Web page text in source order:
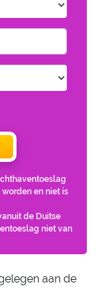
en niet is
de Duitse
niet van
aan de